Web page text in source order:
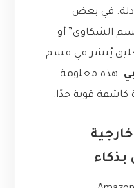
أدلة. في بعض
الشكاوى” أو
يُنشر في قسم
. هذه معلومة
كاشفة قوية جدًا.